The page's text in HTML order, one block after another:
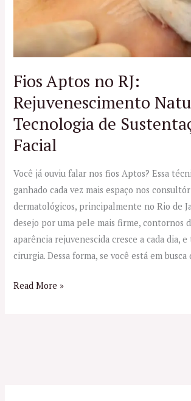
Fios Aptos no RJ:
Rejuvenescimento
Tecnologia de
Facial
Você já ouviu falar nos fios Aptos? Essa
ganhado cada vez mais espaço nos
dermatológicos, principalmente no Rio de
desejo por uma pele mais firme, contornos
aparência rejuvenescida cresce a cada dia, e
cirurgia. Dessa forma, se você está em
Read More »